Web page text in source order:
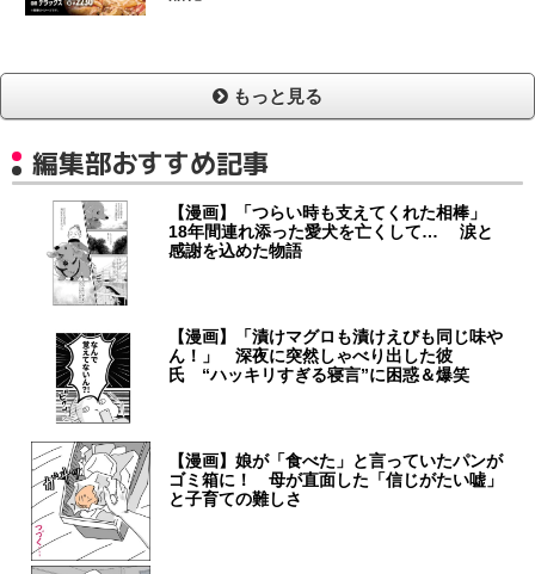
もっと見る
編集部おすすめ記事
【漫画】「つらい時も支えてくれた相棒」
18年間連れ添った愛犬を亡くして… 涙と
感謝を込めた物語
【漫画】「漬けマグロも漬けえびも同じ味や
ん！」 深夜に突然しゃべり出した彼
氏 “ハッキリすぎる寝言”に困惑＆爆笑
【漫画】娘が「食べた」と言っていたパンが
ゴミ箱に！ 母が直面した「信じがたい嘘」
と子育ての難しさ